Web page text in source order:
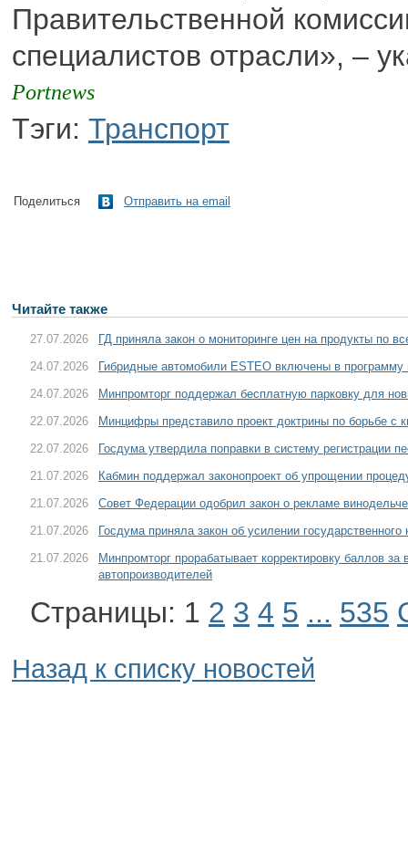
Правительственной
специалистов отрасли», –
Portnews
Тэги: Транспорт
Поделиться Отправить на email
Читайте также
27.07.2026
ГД приняла закон о мониторинге цен на продукты по
24.07.2026
Гибридные автомобили ESTEO включены в программу
24.07.2026
Минпромторг поддержал бесплатную парковку для
22.07.2026
Минцифры представило проект доктрины по борьбе с
22.07.2026
Госдума утвердила поправки в систему регистрации
21.07.2026
Кабмин поддержал законопроект об упрощении
21.07.2026
Совет Федерации одобрил закон о рекламе
21.07.2026
Госдума приняла закон об усилении государственного
21.07.2026
Минпромторг прорабатывает корректировку баллов
автопроизводителей
Страницы: 1 2 3 4 5 ... 535
Назад к списку новостей